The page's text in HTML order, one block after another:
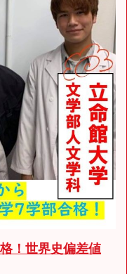
！世界史偏差値